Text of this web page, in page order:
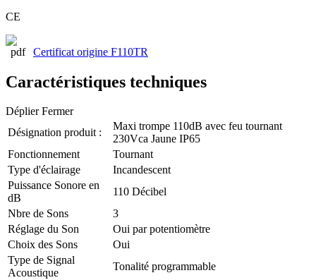
CE
Certificat origine F110TR
Caractéristiques techniques
Déplier Fermer
Désignation produit :
Maxi trompe 110dB avec feu tournant
230Vca Jaune IP65
Fonctionnement
Tournant
Type d'éclairage
Incandescent
Puissance Sonore en
dB
110 Décibel
Nbre de Sons
3
Réglage du Son
Oui par potentiomètre
Choix des Sons
Oui
Type de Signal
Acoustique
Tonalité programmable